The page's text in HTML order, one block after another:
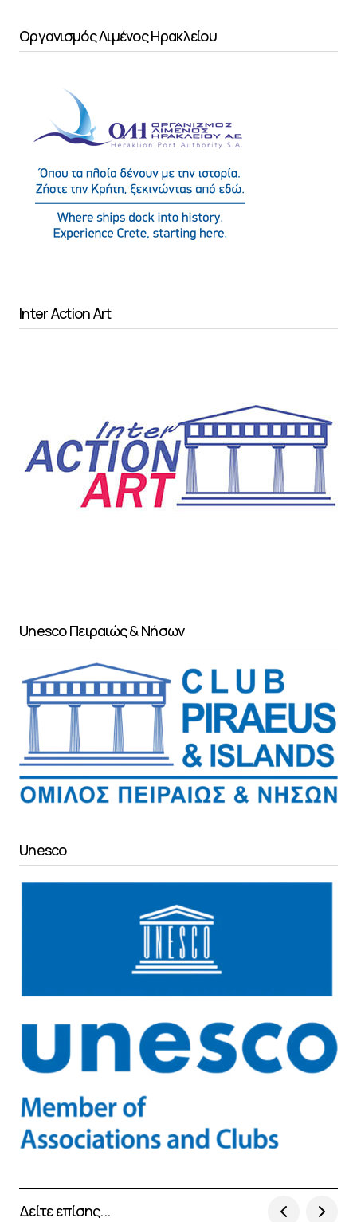
Οργανισμός Λιμένος Ηρακλείου
Inter Action Art
Unesco Πειραιώς & Νήσων
Unesco
Δείτε επίσης...